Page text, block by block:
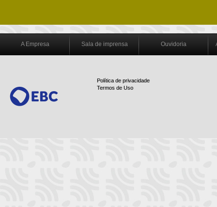
A Empresa Sala de imprensa Ouvidoria
Política de privacidade
Termos de Uso